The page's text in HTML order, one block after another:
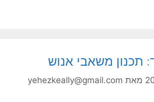
תכנון משאבי אנוש
מאת yehezkeally@gmail.com